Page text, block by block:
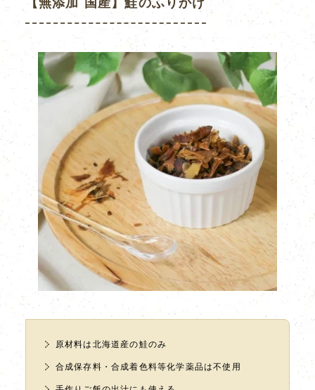
【無添加 国産】鮭のふりかけ
原材料は北海道産の鮭のみ
合成保存料・合成着色料等化学薬品は不使用